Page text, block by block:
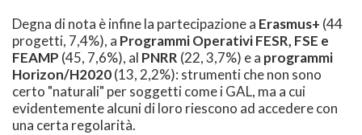
Degna di nota è infine la partecipazione a Erasmus+ (44
progetti, 7,4%), a Programmi Operativi FESR, FSE e
FEAMP (45, 7,6%), al PNRR (22, 3,7%) e a programmi
Horizon/H2020(13, 2,2%): strumenti che non sono
certo "naturali" per soggetti come i GAL, ma a cui
evidentemente alcuni di loro riescono ad accedere con
una certa regolarità.